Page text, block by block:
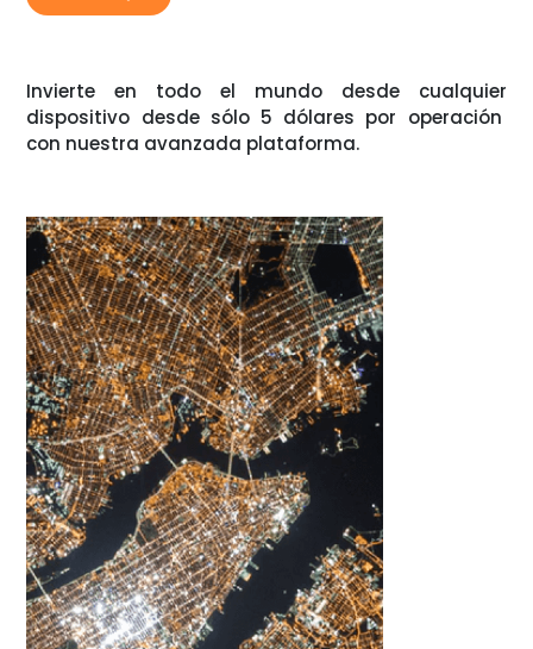
Invierte en todo el mundo desde cualquier
dispositivo desde sólo 5 dólares por operación
con nuestra avanzada plataforma.